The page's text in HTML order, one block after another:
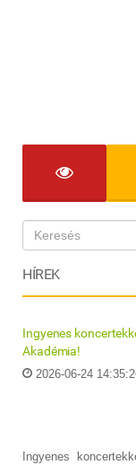
HÍREK
Ingyenes
Akadémia!
2026-06-24
Ingyenes